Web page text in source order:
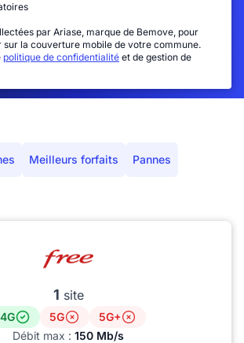
par Ariase, marque de Bemove, pour
sur la couverture mobile de votre commune.
politique de confidentialité et de gestion de
Meilleurs forfaits Pannes
1 site
4G 5G
5G+
Débit max : 150 Mb/s